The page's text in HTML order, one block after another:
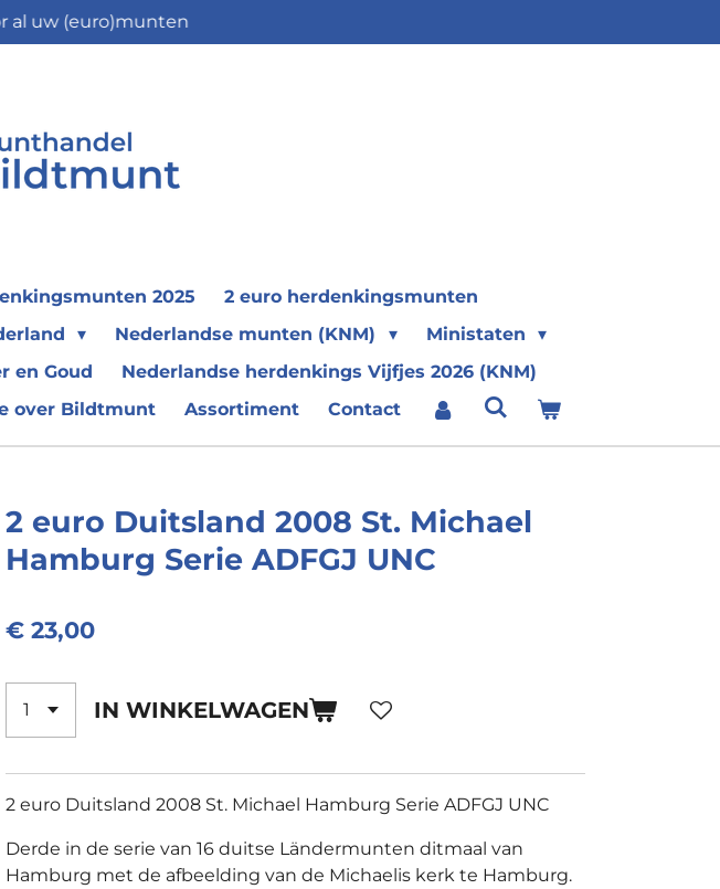
al uw (euro)munten
2025
2 euro herdenkingsmunten
Nederlandse munten (KNM)
Ministaten
en Goud
Nederlandse herdenkings Vijfjes 2026 (KNM)
over Bildtmunt Assortiment Contact
2 euro Duitsland 2008 St. Michael
Hamburg Serie ADFGJ UNC
€ 23,00
IN WINKELWAGEN
2 euro Duitsland 2008 St. Michael Hamburg Serie ADFGJ UNC
Derde in de serie van 16 duitse Ländermunten ditmaal van
Hamburg met de afbeelding van de Michaelis kerk te Hamburg.